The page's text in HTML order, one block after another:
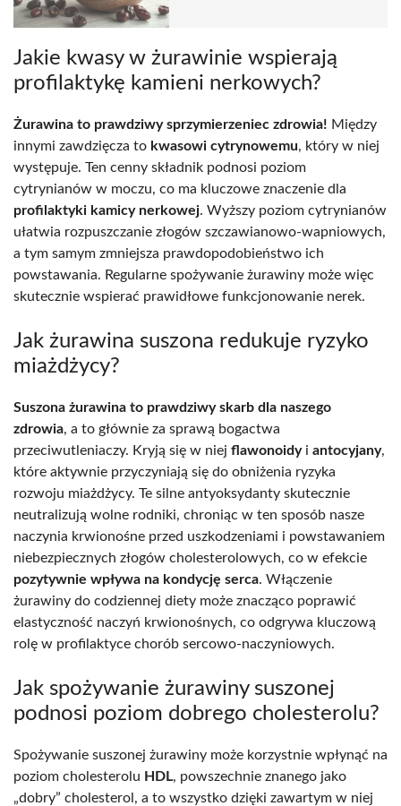
Jakie kwasy w żurawinie wspierają
profilaktykę kamieni nerkowych?
Żurawina to prawdziwy sprzymierzeniec zdrowia! Między
innymi zawdzięcza to kwasowi cytrynowemu, który w niej
występuje. Ten cenny składnik podnosi poziom
cytrynianów w moczu, co ma kluczowe znaczenie dla
profilaktyki kamicy nerkowej. Wyższy poziom cytrynianów
ułatwia rozpuszczanie złogów szczawianowo-wapniowych,
a tym samym zmniejsza prawdopodobieństwo ich
powstawania. Regularne spożywanie żurawiny może więc
skutecznie wspierać prawidłowe funkcjonowanie nerek.
Jak żurawina suszona redukuje ryzyko
miażdżycy?
Suszona żurawina to prawdziwy skarb dla naszego
zdrowia, a to głównie za sprawą bogactwa
przeciwutleniaczy. Kryją się w niej flawonoidyi antocyjany,
które aktywnie przyczyniają się do obniżenia ryzyka
rozwoju miażdżycy. Te silne antyoksydanty skutecznie
neutralizują wolne rodniki, chroniąc w ten sposób nasze
naczynia krwionośne przed uszkodzeniami i powstawaniem
niebezpiecznych złogów cholesterolowych, co w efekcie
pozytywnie wpływa na kondycję serca. Włączenie
żurawiny do codziennej diety może znacząco poprawić
elastyczność naczyń krwionośnych, co odgrywa kluczową
rolę w profilaktyce chorób sercowo-naczyniowych.
Jak spożywanie żurawiny suszonej
podnosi poziom dobrego cholesterolu?
Spożywanie suszonej żurawiny może korzystnie wpłynąć na
poziom cholesterolu HDL, powszechnie znanego jako
„dobry” cholesterol, a to wszystko dzięki zawartym w niej